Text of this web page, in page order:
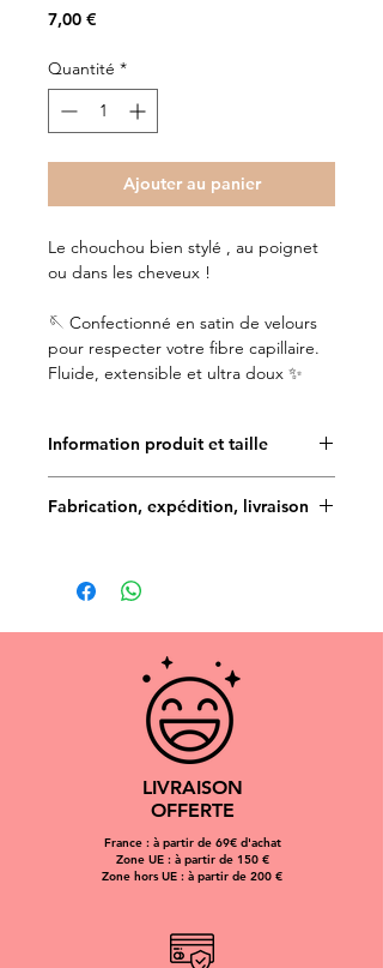
7,00 €
Quantité *
Ajouter au panier
Le chouchou bien stylé , au poignet
ou dans les cheveux !
🪡 Confectionné en satin de velours
pour respecter votre fibre capillaire.
Fluide, extensible et ultra doux ✨
Information produit et taille
choix des matériaux, ils sont de
maîtres.
Fabrication, expédition, livraison
Délais de livraison en France
1 à 5 jours par Mondial relay
48 à 72h par Colissimo
Estimation des frais d'expédition :
4,50 par Mondial Relay
5,99 par Colissimo
en fonction de la commande.
Rappel : chaque produit est
LIVRAISON
OFFERTE
France : à partir de 69€ d'achat
Zone UE : à partir de 150 €
Zone hors UE : à partir de 200 €